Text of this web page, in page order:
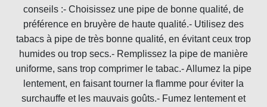
conseils :- Choisissez une pipe de bonne qualité, de
préférence en bruyère de haute qualité.- Utilisez des
tabacs à pipe de très bonne qualité, en évitant ceux trop
humides ou trop secs.- Remplissez la pipe de manière
uniforme, sans trop comprimer le tabac.- Allumez la pipe
lentement, en faisant tourner la flamme pour éviter la
surchauffe et les mauvais goûts.- Fumez lentement et